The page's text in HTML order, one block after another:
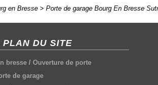
en Bresse> Porte de garage Bourg En Bresse
PLAN DU SITE
bresse /Ouverture de porte
de garage